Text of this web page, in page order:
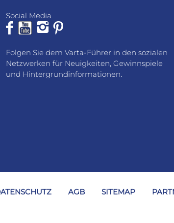
Social Media
Folgen Sie dem Varta-Führer in den sozialen
Netzwerken für Neuigkeiten, Gewinnspiele
und Hintergrundinformationen.
AGB SITEMAP